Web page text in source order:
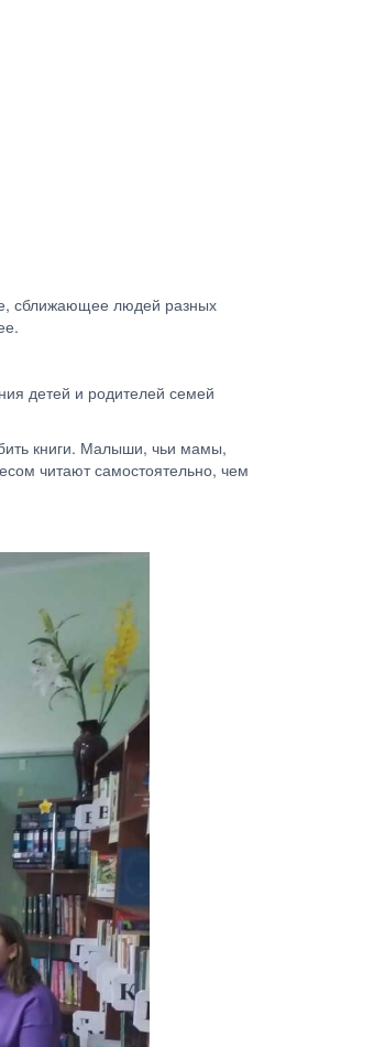
сближающее людей разных
детей и родителей семей
книги. Малыши, чьи мамы,
читают самостоятельно, чем